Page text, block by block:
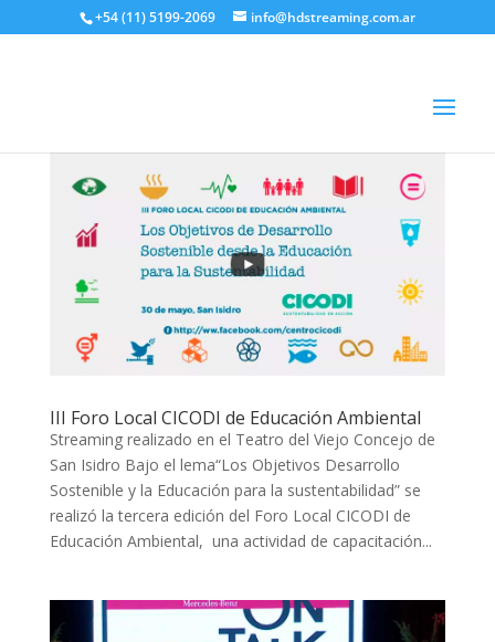
+54 (11) 5199-2069 info@hdstreaming.com.ar
III Foro Local CICODI de Educación Ambiental
Streaming realizado en el Teatro del Viejo Concejo de
San Isidro Bajo el lema“Los Objetivos Desarrollo
Sostenible y la Educación para la sustentabilidad” se
realizó la tercera edición del Foro Local CICODI de
Educación Ambiental, una actividad de capacitación...